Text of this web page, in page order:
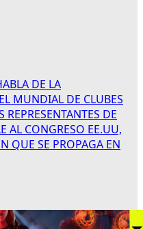
DE LA
MUNDIAL DE CLUBES
DE
AL CONGRESO EE.UU,
QUE SE PROPAGA EN